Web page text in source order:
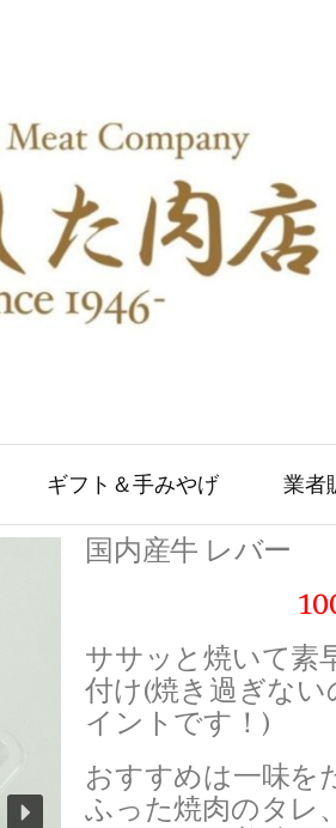
ギフト＆手みやげ 業者
国内産牛 レバー
ササッと焼いて素
付け(焼き過ぎない
イントです！)
おすすめは一味を
ふった焼肉のタレ